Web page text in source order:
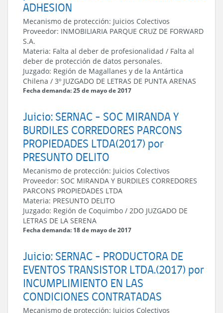
ADHESION
Mecanismo de protección: Juicios Colectivos
Proveedor: INMOBILIARIA PARQUE CRUZ DE FORWARD
S.A.
Materia: Falta al deber de profesionalidad / Falta al
deber de protección de datos personales.
Juzgado: Región de Magallanes y de la Antártica
Chilena / 3º JUZGADO DE LETRAS DE PUNTA ARENAS
Fecha demanda: 25 de mayo de 2017
Juicio: SERNAC - SOC MIRANDA Y
BURDILES CORREDORES PARCONS
PROPIEDADES LTDA(2017) por
PRESUNTO DELITO
Mecanismo de protección: Juicios Colectivos
Proveedor: SOC MIRANDA Y BURDILES CORREDORES
PARCONS PROPIEDADES LTDA
Materia: PRESUNTO DELITO
Juzgado: Región de Coquimbo / 2DO JUZGADO DE
LETRAS DE LA SERENA
Fecha demanda: 18 de mayo de 2017
Juicio: SERNAC - PRODUCTORA DE
EVENTOS TRANSISTOR LTDA.(2017) por
INCUMPLIMIENTO EN LAS
CONDICIONES CONTRATADAS
Mecanismo de protección: Juicios Colectivos